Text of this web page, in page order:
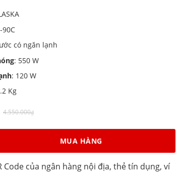
90C
có ngăn lạnh
: 550 W
: 120 W
Kg
4.550.000₫
MUA HÀNG
Code của ngân hàng nội địa, thẻ tín dụng, ví